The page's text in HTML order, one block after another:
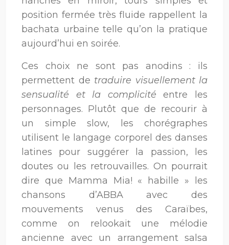
position fermée très fluide rappellent la
bachata urbaine telle qu’on la pratique
aujourd’hui en soirée.
Ces choix ne sont pas anodins : ils
permettent de traduire visuellement la
sensualité et la complicité entre les
personnages. Plutôt que de recourir à
un simple slow, les chorégraphes
utilisent le langage corporel des danses
latines pour suggérer la passion, les
doutes ou les retrouvailles. On pourrait
dire que Mamma Mia! « habille » les
chansons d’ABBA avec des
mouvements venus des Caraïbes,
comme on relookait une mélodie
ancienne avec un arrangement salsa